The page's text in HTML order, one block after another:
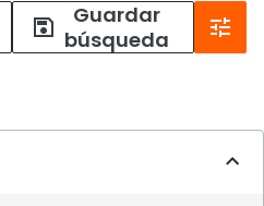
Guardar
búsqueda